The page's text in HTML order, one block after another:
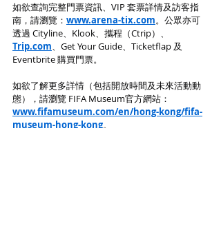
如欲查詢完整門票資訊、VIP 套票詳情及訪客指
南，請瀏覽： www.arena-tix.com。公眾亦可
透過 Cityline、Klook、攜程（Ctrip）、
Trip.com、Get Your Guide、Ticketflap 及
Eventbrite 購買門票。
如欲了解更多詳情（包括開放時間及未來活動動
態），請瀏覽 FIFA Museum官方網站：
www.fifamuseum.com/en/hong-kong/fifa-
museum-hong-kong。